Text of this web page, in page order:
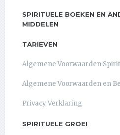
SPIRITUELE BOEKEN EN
MIDDELEN
TARIEVEN
Algemene Voorwaarden
Algemene Voorwaarden en
Privacy Verklaring
SPIRITUELE GROEI